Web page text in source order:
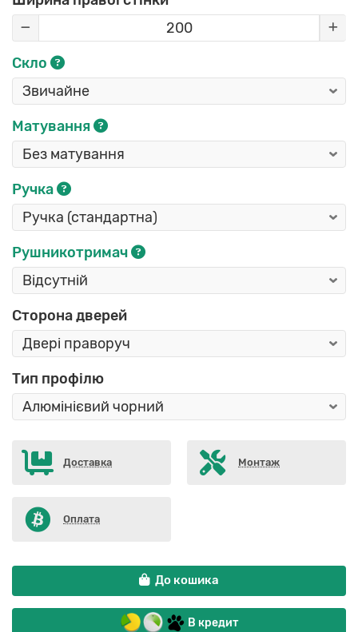
Скло
Матування
Ручка
Рушникотримач
Сторона дверей
Тип профілю
Доставка Монтаж
Оплата
До кошика
В кредит